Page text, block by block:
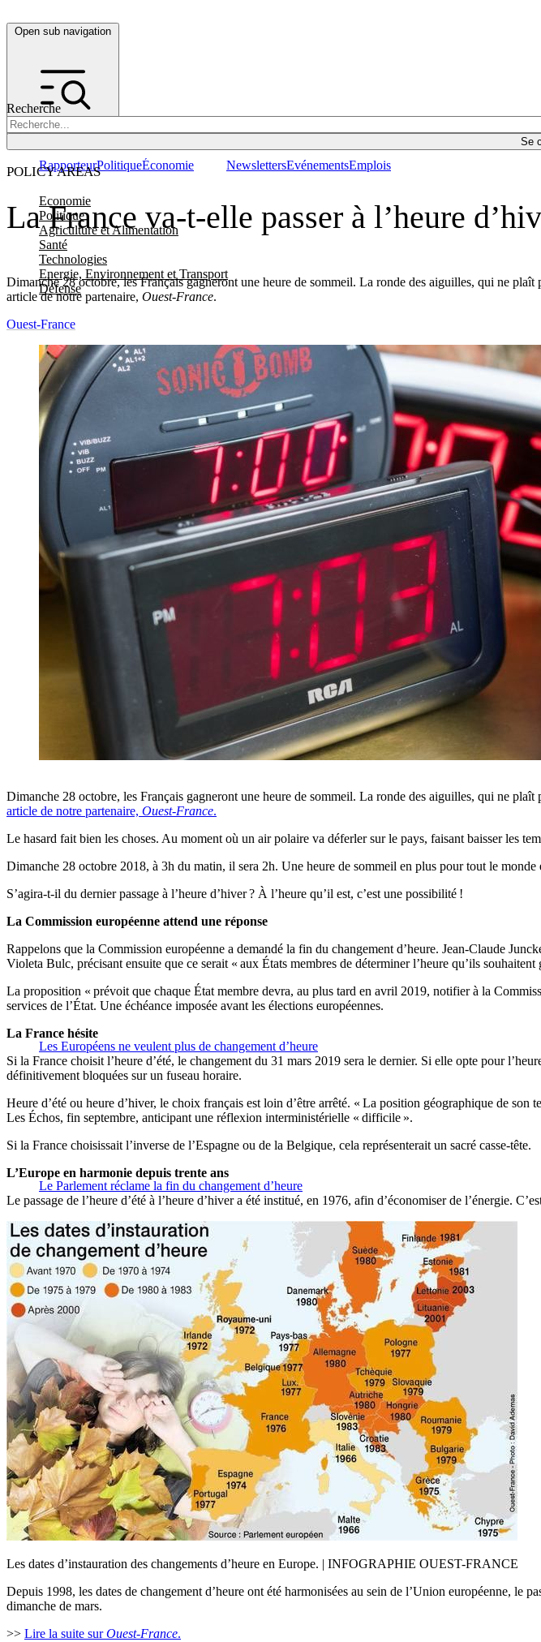
Open sub navigation
Recherche
Se
POLICY AREAS
Economie
Politique
Agriculture et Alimentation
Santé
Technologies
Energie, Environnement et Transport
Défense
RapporteurPolitiqueÉconomie NewslettersEvénementsEmplois
La France va-t-elle passer à l’heure
Dimanche 28 octobre, les Français gagneront une heure de sommeil. La ronde des aiguilles, qui ne
article de notre partenaire, Ouest-France.
Ouest-France
Dimanche 28 octobre, les Français gagneront une heure de sommeil. La ronde des aiguilles, qui ne
article de notre partenaire, Ouest-France.
Le hasard fait bien les choses. Au moment où un air polaire va déferler sur le pays, faisant baisser les
Dimanche 28 octobre 2018, à 3h du matin, il sera 2h. Une heure de sommeil en plus pour tout le
S’agira-t-il du dernier passage à l’heure d’hiver ? À l’heure qu’il est, c’est une possibilité !
La Commission européenne attend une réponse
Rappelons que la Commission européenne a demandé la fin du changement d’heure. Jean-Claude
Violeta Bulc, précisant ensuite que ce serait « aux États membres de déterminer l’heure qu’ils souhaitent
La proposition « prévoit que chaque État membre devra, au plus tard en avril 2019, notifier à la
services de l’État. Une échéance imposée avant les élections européennes.
Les Européens ne veulent plus de changement d’heure
La France hésite
Si la France choisit l’heure d’été, le changement du 31 mars 2019 sera le dernier. Si elle opte pour
définitivement bloquées sur un fuseau horaire.
Heure d’été ou heure d’hiver, le choix français est loin d’être arrêté. « La position géographique de
Les Échos, fin septembre, anticipant une réflexion interministérielle « difficile ».
Si la France choisissait l’inverse de l’Espagne ou de la Belgique, cela représenterait un sacré casse-tête.
Le Parlement réclame la fin du changement d’heure
L’Europe en harmonie depuis trente ans
Le passage de l’heure d’été à l’heure d’hiver a été institué, en 1976, afin d’économiser de l’énergie.
Les dates d’instauration des changements d’heure en Europe. | INFOGRAPHIE OUEST-FRANCE
Depuis 1998, les dates de changement d’heure ont été harmonisées au sein de l’Union européenne, le
dimanche de mars.
>> Lire la suite surOuest-France.